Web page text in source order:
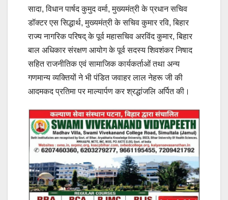
सादा, विधान पार्षद कुमुद वर्मा, मुख्यमंत्री के प्रधान सचिव
डॉक्टर एस सिद्धार्थ, मुख्यमंत्री के सचिव कुमार रवि, बिहार
राज्य नागरिक परिषद् के पूर्व महासचिव अरविंद कुमार, बिहार
बाल अधिकार संरक्षण आयोग के पूर्व सदस्य शिवशंकर निषाद
सहित राजनीतिक एवं सामाजिक कार्यकर्ताओं तथा अन्य
गणमान्य व्यक्तियों ने भी पंडित जवाहर लाल नेहरू जी की
आदमकद प्रतिमा पर माल्यार्पण कर श्रद्धांजलि अर्पित की।